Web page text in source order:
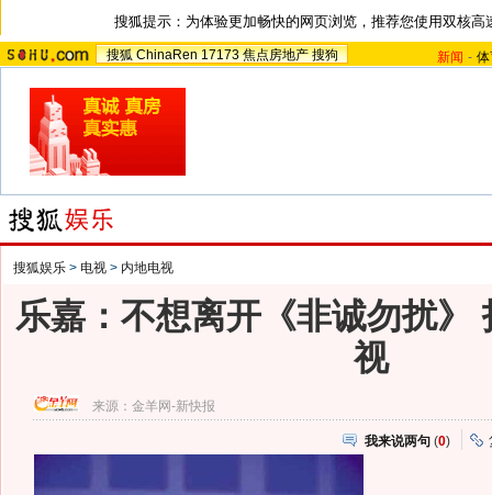
搜狐提示：为体验更加畅快的网页浏览，推荐您使用双核高
搜狐 ChinaRen 17173 焦点房地产 搜狗 新闻 -
搜狐娱乐 > 电视 > 内地电视
乐嘉：不想离开《非诚勿扰》
视
来源： 金羊网-新快报
我来说两句 (0)